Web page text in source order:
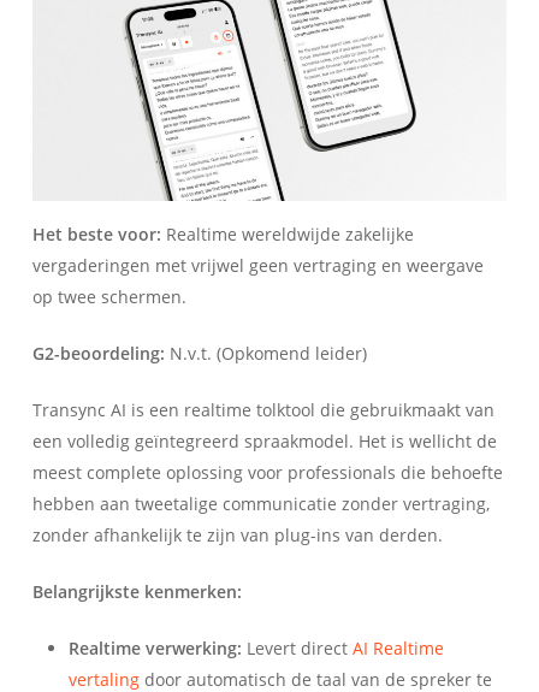
Het beste voor: Realtime wereldwijde zakelijke
vergaderingen met vrijwel geen vertraging en weergave
op twee schermen.
G2-beoordeling: N.v.t. (Opkomend leider)
Transync AI is een realtime tolktool die gebruikmaakt van
een volledig geïntegreerd spraakmodel. Het is wellicht de
meest complete oplossing voor professionals die behoefte
hebben aan tweetalige communicatie zonder vertraging,
zonder afhankelijk te zijn van plug-ins van derden.
Belangrijkste kenmerken:
Realtime verwerking: Levert direct AI Realtime
vertalingdoor automatisch de taal van de spreker te